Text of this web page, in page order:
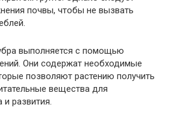
почвы, чтобы не вызвать
выполняется с помощью
Они содержат необходимые
позволяют растению получить
вещества для
и развития.